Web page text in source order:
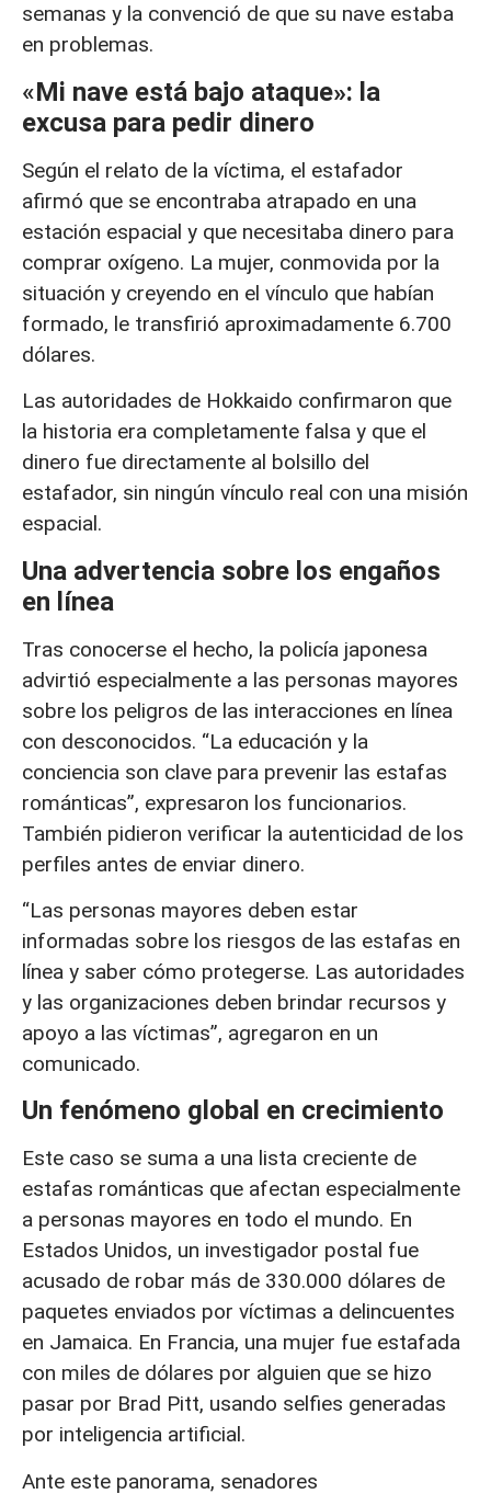
semanas y la convenció de que su nave estaba
en problemas.
«Mi nave está bajo ataque»: la
excusa para pedir dinero
Según el relato de la víctima, el estafador
afirmó que se encontraba atrapado en una
estación espacial y que necesitaba dinero para
comprar oxígeno. La mujer, conmovida por la
situación y creyendo en el vínculo que habían
formado, le transfirió aproximadamente 6.700
dólares.
Las autoridades de Hokkaido confirmaron que
la historia era completamente falsa y que el
dinero fue directamente al bolsillo del
estafador, sin ningún vínculo real con una misión
espacial.
Una advertencia sobre los engaños
en línea
Tras conocerse el hecho, la policía japonesa
advirtió especialmente a las personas mayores
sobre los peligros de las interacciones en línea
con desconocidos. “La educación y la
conciencia son clave para prevenir las estafas
románticas”, expresaron los funcionarios.
También pidieron verificar la autenticidad de los
perfiles antes de enviar dinero.
“Las personas mayores deben estar
informadas sobre los riesgos de las estafas en
línea y saber cómo protegerse. Las autoridades
y las organizaciones deben brindar recursos y
apoyo a las víctimas”, agregaron en un
comunicado.
Un fenómeno global en crecimiento
Este caso se suma a una lista creciente de
estafas románticas que afectan especialmente
a personas mayores en todo el mundo. En
Estados Unidos, un investigador postal fue
acusado de robar más de 330.000 dólares de
paquetes enviados por víctimas a delincuentes
en Jamaica. En Francia, una mujer fue estafada
con miles de dólares por alguien que se hizo
pasar por Brad Pitt, usando selfies generadas
por inteligencia artificial.
Ante este panorama, senadores